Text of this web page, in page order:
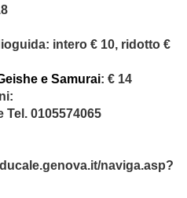
intero € 10, ridotto €
e Samurai: € 14
Tel. 0105574065
naviga.asp?